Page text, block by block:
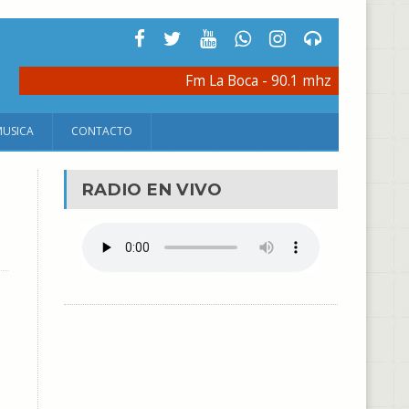
Fm La Boca - 90.1 mhz
CONTACTO
RADIO EN VIVO